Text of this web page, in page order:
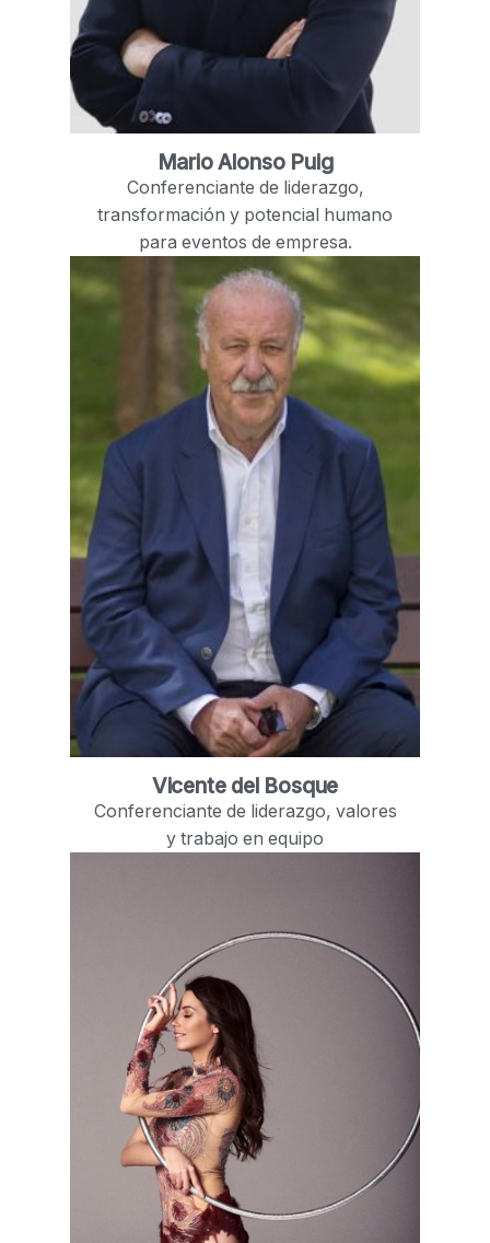
Mario Alonso Puig
Conferenciante de liderazgo,
transformación y potencial humano
para eventos de empresa.
Vicente del Bosque
Conferenciante de liderazgo, valores
y trabajo en equipo